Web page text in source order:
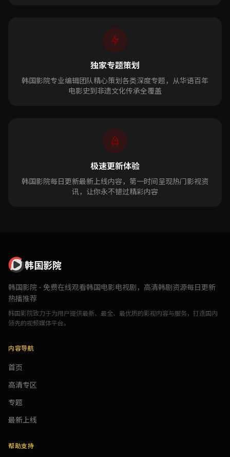
独家专题策划
韩国影院专业编辑团队精心策划各类深度专题，从华语百年
电影史到非遗文化传承全覆盖
极速更新体验
韩国影院每日更新最新上线内容，第一时间呈现热门影视资
讯，让你永不错过精彩内容
韩国影院
韩国影院 - 免费在线观看韩国电影电视剧，高清韩剧资源每日更新
热播推荐
韩国影院致力于为用户提供最新、最全、最优质的影视内容与服务，打造国内
领先的视频媒体平台。
内容导航
首页
高清专区
专题
最新上线
帮助支持